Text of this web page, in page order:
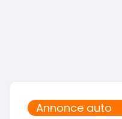
Annonce auto